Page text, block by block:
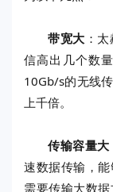
带宽大 ：
信高出几个数
10Gb/s的无线
上千倍。
传输容量大
速数据传输，
需要传输大数